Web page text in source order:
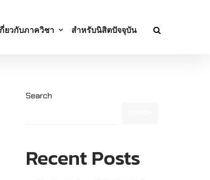
กี่ยวกับภาควิชา สำหรับนิสิตปัจจุบัน
Search
Recent Posts